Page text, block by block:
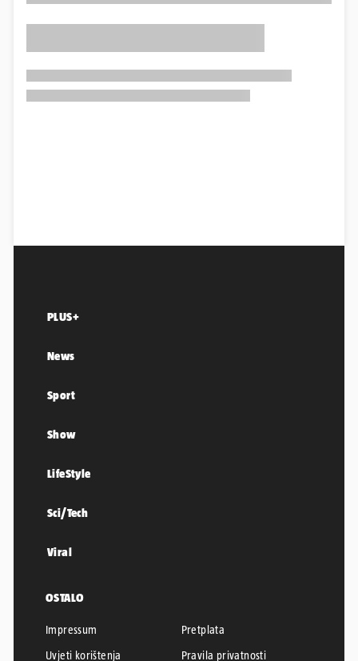
PLUS+
News
Sport
Show
LifeStyle
Sci/Tech
Viral
OSTALO
Impressum
Pretplata
Uvjeti korištenja
Pravila privatnosti